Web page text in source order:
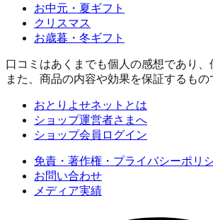
お中元・夏ギフト
クリスマス
お歳暮・冬ギフト
口コミはあくまでも個人の感想であり、
また、商品の内容や効果を保証するもの
おとりよせネットとは
ショップ運営者さまへ
ショップ会員ログイン
免責・著作権・プライバシーポリ
お問い合わせ
メディア実績